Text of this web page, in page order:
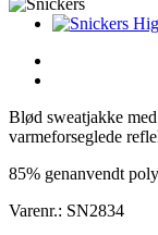
Blød sweatjakke
varmeforseglede
85% genanvendt
Varenr.: SN2834